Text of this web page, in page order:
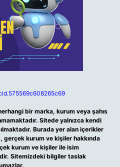
bir marka, kurum veya şahıs
Sitede yalnızca kendi
Burada yer alan içerikler
gerçek kurum ve kişiler hakkında
kurum ve kişiler ile isim
Sitemizdeki bilgiler taslak